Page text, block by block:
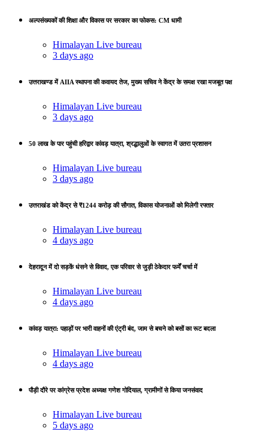
अल्पसंख्यकों की शिक्षा और विकास पर सरकार का फोकस: CM धामी
Himalayan Live bureau
3 days ago
उत्तराखण्ड में AIIA स्थापना की कवायद तेज, मुख्य सचिव ने केंद्र के समक्ष रखा मजबूत पक्ष
Himalayan Live bureau
3 days ago
50 लाख के पार पहुंची हरिद्वार कांवड़ यात्रा, श्रद्धालुओं के स्वागत में उतरा प्रशासन
Himalayan Live bureau
3 days ago
उत्तराखंड को केंद्र से ₹1244 करोड़ की सौगात, विकास योजनाओं को मिलेगी रफ्तार
Himalayan Live bureau
4 days ago
देहरादून में दो सड़कें धंसने से विवाद, एक परिवार से जुड़ी ठेकेदार फर्में चर्चा में
Himalayan Live bureau
4 days ago
कांवड़ यात्रा: पहाड़ों पर भारी वाहनों की एंट्री बंद, जाम से बचने को बसों का रूट बदला
Himalayan Live bureau
4 days ago
पौड़ी दौरे पर कांग्रेस प्रदेश अध्यक्ष गणेश गोदियाल, ग्रामीणों से किया जनसंवाद
Himalayan Live bureau
5 days ago